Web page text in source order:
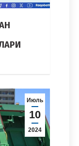
Июль
10
2024